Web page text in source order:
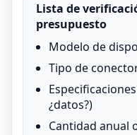
Lista de
presupuesto
Modelo de
Tipo de
¿datos?)
Cantidad anual